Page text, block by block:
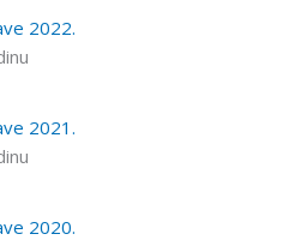
2022.
2021.
2020.